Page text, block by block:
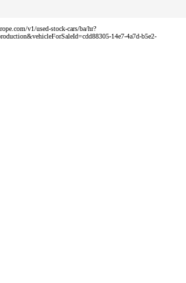
v1/used-stock-cars/ba/hr?
14e7-4a7d-b5e2-